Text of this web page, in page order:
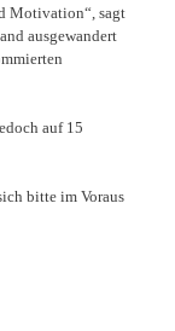
Motivation“, sagt
ausgewandert
auf 15
bitte im Voraus